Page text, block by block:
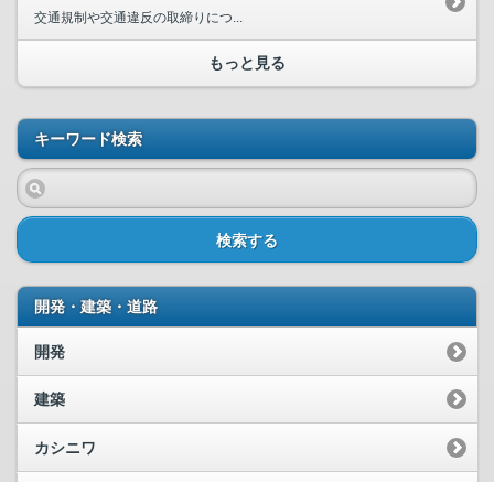
交通規制や交通違反の取締りにつ...
もっと見る
キーワード検索
検索する
開発・建築・道路
開発
建築
カシニワ